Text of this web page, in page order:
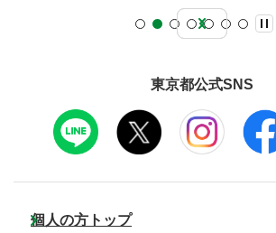
東京都公式SNS
個人の方トップ